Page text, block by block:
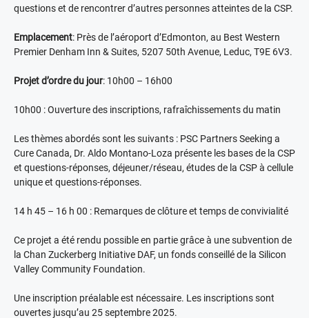
questions et de rencontrer d’autres personnes atteintes de la CSP.
Emplacement: Près de l’aéroport d’Edmonton, au Best Western
Premier Denham Inn & Suites, 5207 50th Avenue, Leduc, T9E 6V3.
Projet d’ordre du jour: 10h00 – 16h00
10h00 : Ouverture des inscriptions, rafraîchissements du matin
Les thèmes abordés sont les suivants : PSC Partners Seeking a
Cure Canada, Dr. Aldo Montano-Loza présente les bases de la CSP
et questions-réponses, déjeuner/réseau, études de la CSP à cellule
unique et questions-réponses.
14 h 45 – 16 h 00 : Remarques de clôture et temps de convivialité
Ce projet a été rendu possible en partie grâce à une subvention de
la Chan Zuckerberg Initiative DAF, un fonds conseillé de la Silicon
Valley Community Foundation.
Une inscription préalable est nécessaire. Les inscriptions sont
ouvertes jusqu’au 25 septembre 2025.